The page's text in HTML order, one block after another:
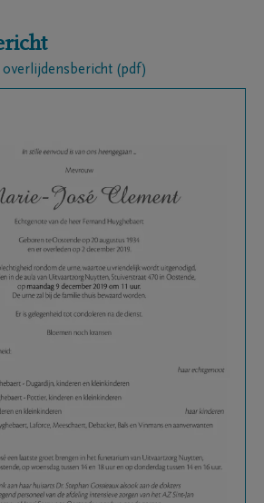
overlijdensbericht (pdf)